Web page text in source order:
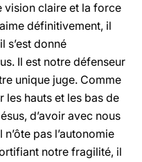
vision claire et la force
définitivement, il
s’est donné
Il est notre défenseur
unique juge. Comme
hauts et les bas de
d’avoir avec nous
pas l’autonomie
notre fragilité, il